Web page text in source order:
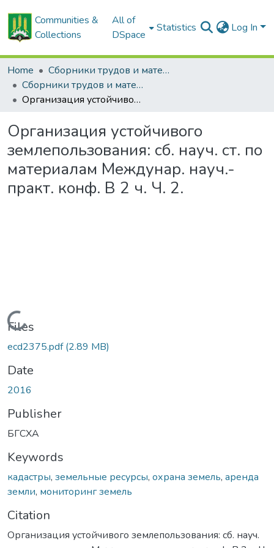
Communities &
Collections
All of
DSpace
Statistics Log In
Home
Сборники трудов и материалов конференций
Сборники трудов и материалы конференций
Организация устойчивого землепользования: сб. науч. ст. по материалам Междунар. науч.-практ. конф. В 2 ч. Ч. 2.
Организация устойчивого
землепользования: сб. науч. ст. по
материалам Междунар. науч.-
практ. конф. В 2 ч. Ч. 2.
Loading...
Files
ecd2375.pdf(2.89 MB)
Date
2016
Publisher
БГСХА
Keywords
кадастры, земельные ресурсы, охрана земель, аренда
земли, мониторинг земель
Citation
Организация устойчивого землепользования: сб. науч.